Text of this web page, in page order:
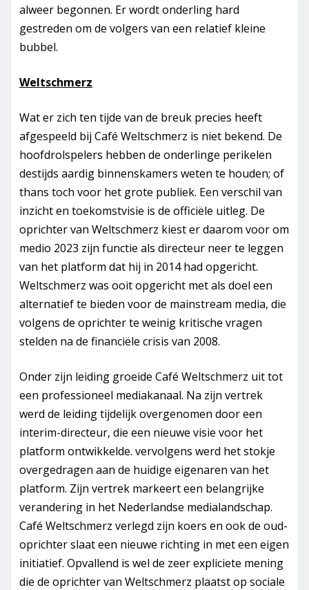
alweer begonnen. Er wordt onderling hard
gestreden om de volgers van een relatief kleine
bubbel.
Weltschmerz
Wat er zich ten tijde van de breuk precies heeft
afgespeeld bij Café Weltschmerz is niet bekend. De
hoofdrolspelers hebben de onderlinge perikelen
destijds aardig binnenskamers weten te houden; of
thans toch voor het grote publiek. Een verschil van
inzicht en toekomstvisie is de officiële uitleg. De
oprichter van Weltschmerz kiest er daarom voor om
medio 2023 zijn functie als directeur neer te leggen
van het platform dat hij in 2014 had opgericht.
Weltschmerz was ooit opgericht met als doel een
alternatief te bieden voor de mainstream media, die
volgens de oprichter te weinig kritische vragen
stelden na de financiële crisis van 2008.
Onder zijn leiding groeide Café Weltschmerz uit tot
een professioneel mediakanaal. Na zijn vertrek
werd de leiding tijdelijk overgenomen door een
interim-directeur, die een nieuwe visie voor het
platform ontwikkelde. vervolgens werd het stokje
overgedragen aan de huidige eigenaren van het
platform. Zijn vertrek markeert een belangrijke
verandering in het Nederlandse medialandschap.
Café Weltschmerz verlegd zijn koers en ook de oud-
oprichter slaat een nieuwe richting in met een eigen
initiatief. Opvallend is wel de zeer expliciete mening
die de oprichter van Weltschmerz plaatst op sociale